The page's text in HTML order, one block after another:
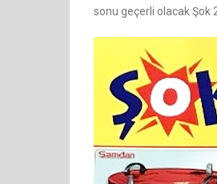
sonu geçerli olacak Şok